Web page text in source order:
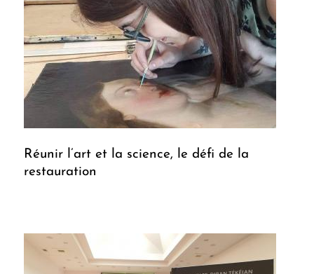
Réunir l’art et la science, le défi de la
restauration